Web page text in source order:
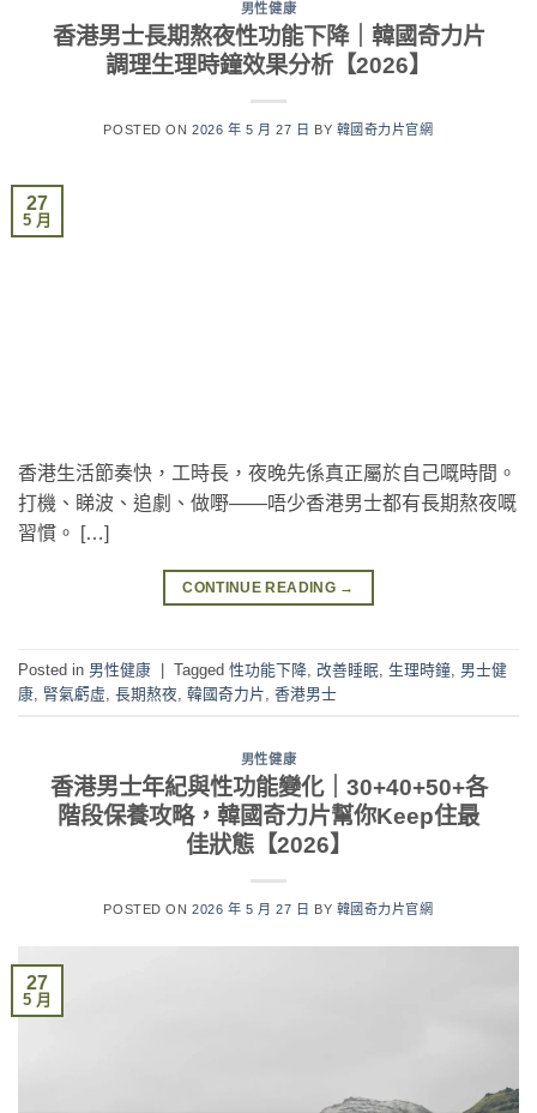
男性健康
香港男士長期熬夜性功能下降｜韓國奇力片
調理生理時鐘效果分析【2026】
POSTED ON2026 年 5 月 27 日 BY 韓國奇力片官網
27
5 月
香港生活節奏快，工時長，夜晚先係真正屬於自己嘅時間。
打機、睇波、追劇、做嘢——唔少香港男士都有長期熬夜嘅
習慣。 […]
CONTINUE READING →
Posted in 男性健康 | Tagged 性功能下降 改善睡眠 生理時鐘 男士健
康 腎氣虧虛 長期熬夜 韓國奇力片 香港男士
男性健康
香港男士年紀與性功能變化｜30+40+50+各
階段保養攻略，韓國奇力片幫你Keep住最
佳狀態【2026】
POSTED ON2026 年 5 月 27 日 BY 韓國奇力片官網
27
5 月